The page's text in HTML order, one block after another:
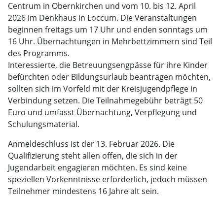
Centrum in Obernkirchen und vom 10. bis 12. April
2026 im Denkhaus in Loccum. Die Veranstaltungen
beginnen freitags um 17 Uhr und enden sonntags um
16 Uhr. Übernachtungen in Mehrbettzimmern sind Teil
des Programms.
Interessierte, die Betreuungsengpässe für ihre Kinder
befürchten oder Bildungsurlaub beantragen möchten,
sollten sich im Vorfeld mit der Kreisjugendpflege in
Verbindung setzen. Die Teilnahmegebühr beträgt 50
Euro und umfasst Übernachtung, Verpflegung und
Schulungsmaterial.
Anmeldeschluss ist der 13. Februar 2026. Die
Qualifizierung steht allen offen, die sich in der
Jugendarbeit engagieren möchten. Es sind keine
speziellen Vorkenntnisse erforderlich, jedoch müssen
Teilnehmer mindestens 16 Jahre alt sein.